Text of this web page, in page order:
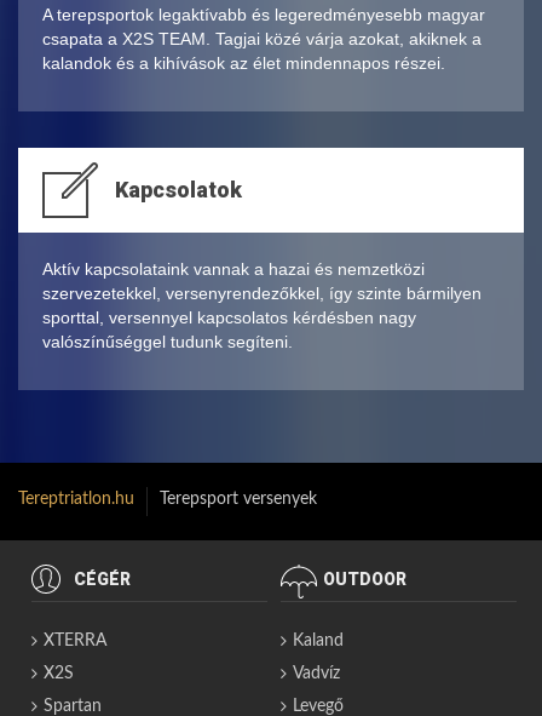
A terepsportok legaktívabb és legeredményesebb magyar
csapata a X2S TEAM. Tagjai közé várja azokat, akiknek a
kalandok és a kihívások az élet mindennapos részei.
Kapcsolatok
Aktív kapcsolataink vannak a hazai és nemzetközi
szervezetekkel, versenyrendezőkkel, így szinte bármilyen
sporttal, versennyel kapcsolatos kérdésben nagy
valószínűséggel tudunk segíteni.
Tereptriatlon.hu Terepsport versenyek
CÉGÉR
XTERRA
X2S
Spartan
OUTDOOR
Kaland
Vadvíz
Levegő